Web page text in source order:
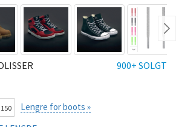
900+ SOLGT
150
Lengre for boots »